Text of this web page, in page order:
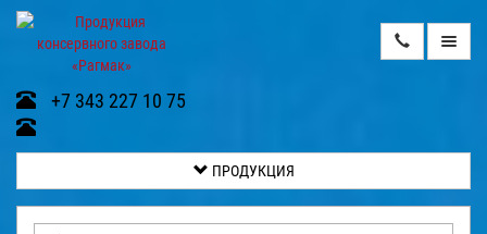
+7 343 227 10 75
ВИДЕОГАЛЕРЕЯ
ПРОДУКЦИЯ